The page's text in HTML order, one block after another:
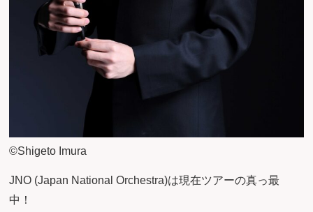
©Shigeto Imura
JNO (Japan National Orchestra)は現在ツアーの真っ最
中